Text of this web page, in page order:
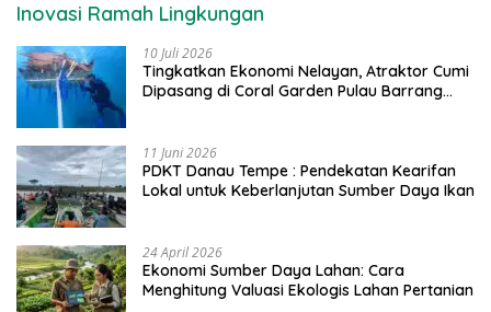
Inovasi Ramah Lingkungan
10 Juli 2026
Tingkatkan Ekonomi Nelayan, Atraktor Cumi
Dipasang di Coral Garden Pulau Barrang
11 Juni 2026
PDKT Danau Tempe : Pendekatan Kearifan
Lokal untuk Keberlanjutan Sumber Daya Ikan
24 April 2026
Ekonomi Sumber Daya Lahan: Cara
Menghitung Valuasi Ekologis Lahan Pertanian